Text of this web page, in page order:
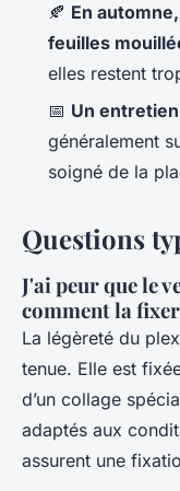
🍂 En
feuilles
elles restent
📅 Un
généralement
soigné de la
Questions
J'ai peur que le
comment la
La légèreté du
tenue. Elle est
d’un collage
adaptés aux
assurent une